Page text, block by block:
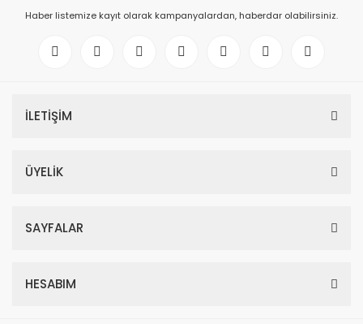
Haber listemize kayıt olarak kampanyalardan, haberdar olabilirsiniz.
İLETİŞİM
ÜYELİK
SAYFALAR
HESABIM